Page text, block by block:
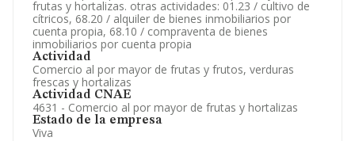
frutas y hortalizas. otras actividades: 01.23 / cultivo de
cítricos, 68.20 / alquiler de bienes inmobiliarios por
cuenta propia, 68.10 / compraventa de bienes
inmobiliarios por cuenta propia
Actividad
Comercio al por mayor de frutas y frutos, verduras
frescas y hortalizas
Actividad CNAE
4631 - Comercio al por mayor de frutas y hortalizas
Estado de la empresa
Viva